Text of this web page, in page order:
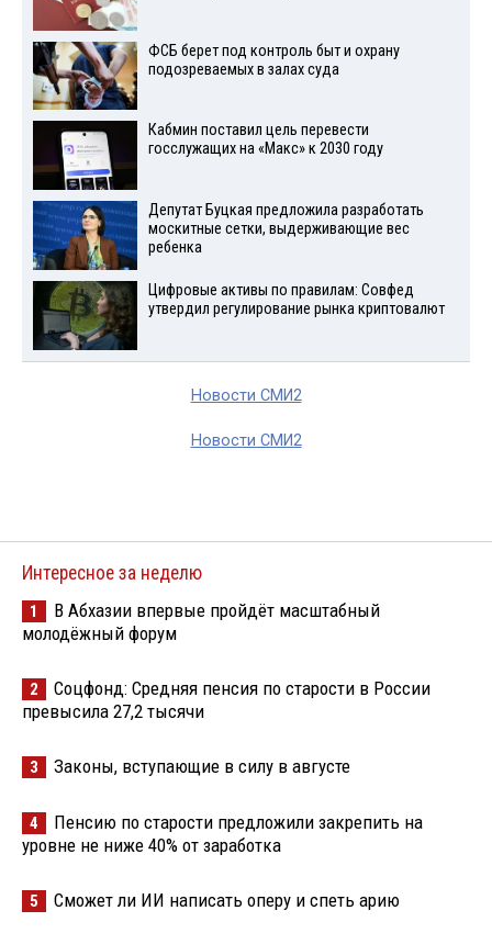
ФСБ берет под контроль быт и охрану
подозреваемых в залах суда
Кабмин поставил цель перевести
госслужащих на «Макс» к 2030 году
Депутат Буцкая предложила разработать
москитные сетки, выдерживающие вес
ребенка
Цифровые активы по правилам: Совфед
утвердил регулирование рынка криптовалют
Новости СМИ2
Новости СМИ2
Интересное за неделю
1
В Абхазии впервые пройдёт масштабный
молодёжный форум
2
Соцфонд: Средняя пенсия по старости в России
превысила 27,2 тысячи
3 Законы, вступающие в силу в августе
4
Пенсию по старости предложили закрепить на
уровне не ниже 40% от заработка
5 Сможет ли ИИ написать оперу и спеть арию